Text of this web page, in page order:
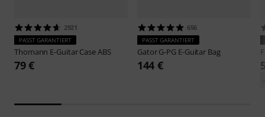
2921
PASST GARANTIERT
Thomann E-Guitar Case ABS
79 €
656
PASST GARANTIERT
GatorG-PG E-Guitar Bag
144 €